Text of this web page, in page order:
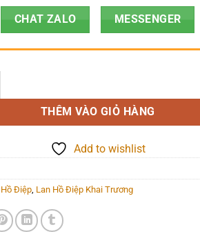
CHAT ZALO MESSENGER
số lượng
THÊM VÀO GIỎ HÀNG
Add to wishlist
Điệp, Lan Hồ Điệp Khai Trương